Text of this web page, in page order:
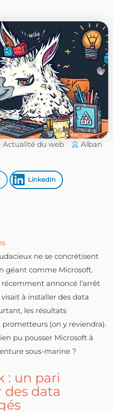
Modifié le : 25/06/2024
Actualité du web Alban
LinkedIn
ne se concrétisent
géant comme Microsoft.
annoncé l’arrêt
à installer des data
les résultats
(on y reviendra).
pu pousser Microsoft à
sous-marine ?
: un pari
data